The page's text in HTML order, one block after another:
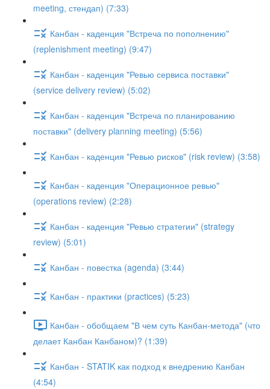
meeting, стендап) (7:33)
Канбан - каденция "Встреча по пополнению"
(replenishment meeting) (9:47)
Канбан - каденция "Ревью сервиса поставки"
(service delivery review) (5:02)
Канбан - каденция "Встреча по планированию
поставки" (delivery planning meeting) (5:56)
Канбан - каденция "Ревью рисков" (risk review) (3:58)
Канбан - каденция "Операционное ревью"
(operations review) (2:28)
Канбан - каденция "Ревью стратегии" (strategy
review) (5:01)
Канбан - повестка (agenda) (3:44)
Канбан - практики (practices) (5:23)
Канбан - обобщаем "В чем суть Канбан-метода" (что
делает Канбан Канбаном)? (1:39)
Канбан - STATIK как подход к внедрению Канбан
(4:54)